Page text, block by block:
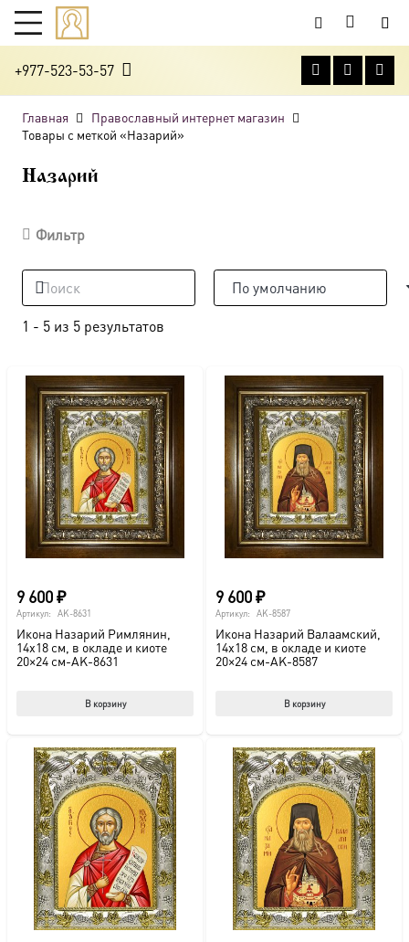
+977-523-53-57
Главная
Православный интернет магазин
Товары с меткой «Назарий»
Назарий
Фильтр
1 - 5 из 5 результатов
9 600₽
Артикул: AK-8631
Икона Назарий Римлянин,
14х18 см, в окладе и киоте
20×24 см-AK-8631
В корзину
9 600₽
Артикул: AK-8587
Икона Назарий Валаамский,
14х18 см, в окладе и киоте
20×24 см-AK-8587
В корзину